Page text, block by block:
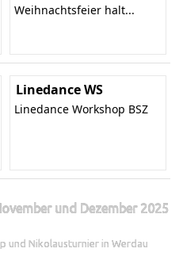
Weihnachtsfeier halt...
Linedance WS
Linedance Workshop BSZ
und Dezember 2025
und Nikolausturnier in Werdau